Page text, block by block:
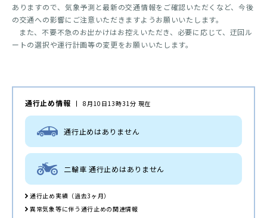
ありますので、気象予測と最新の交通情報をご確認いただくなど、今後
の交通への影響にご注意いただきますようお願いいたします。
また、不要不急のお出かけはお控えいただき、必要に応じて、迂回ル
ートの選択や運行計画等の変更をお願いいたします。
通行止め情報 8月10日13時31分 現在
通行止めはありません
二輪車 通行止めはありません
通行止め実績（過去3ヶ月）
異常気象等に伴う通行止めの関連情報